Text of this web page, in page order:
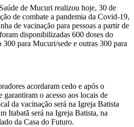
de Mucuri realizou hoje, 30 de
de combate a pandemia da Covid-19,
de vacinação para pessoas a partir de
disponibilizadas 600 doses do
para Mucuri/sede e outras 300 para
acordaram cedo e após o
garantiram o acesso aos locais de
da vacinação será na Igreja Batista
Itabatã será na Igreja Batista, na
da Casa do Futuro.